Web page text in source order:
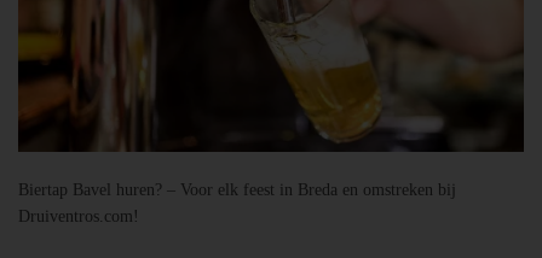
Biertap Bavel huren? – Voor elk feest in Breda en omstreken bij
Druiventros.com!